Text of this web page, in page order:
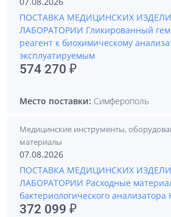
ПОСТАВКА МЕДИЦИНСКИХ
ЛАБОРАТОРИИ Гликированный
реагент к биохимическому
эксплуатируемым
574 270 ₽
Место поставки: Симферополь
Медицинские инструменты,
материалы
07.08.2026
ПОСТАВКА МЕДИЦИНСКИХ
ЛАБОРАТОРИИ Расходные
бактериологического
372 099 ₽